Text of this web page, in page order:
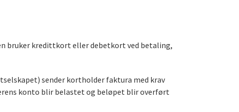
bruker kredittkort eller debetkort ved betaling,
sender kortholder faktura med krav
konto blir belastet og beløpet blir overført